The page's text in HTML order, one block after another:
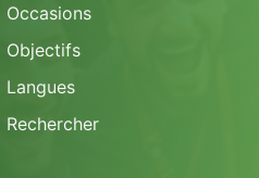
Occasions
Objectifs
Langues
Rechercher